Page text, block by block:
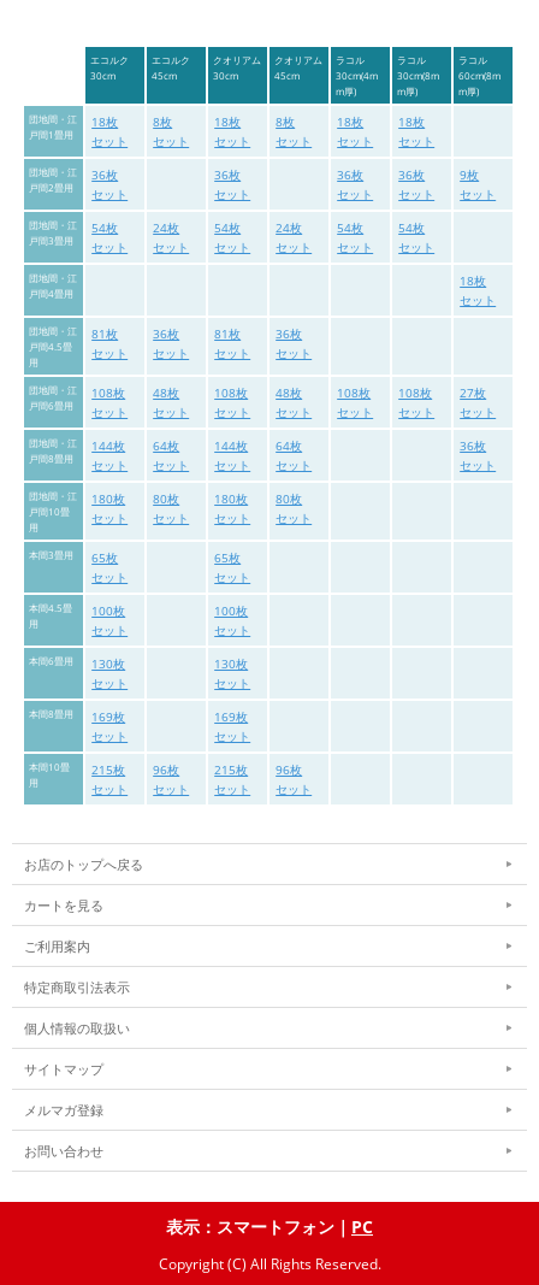
エコルク
30cm
エコルク
45cm
クオリアム
30cm
クオリアム
45cm
ラコル
30cm(4m
m厚)
ラコル
30cm(8m
m厚)
ラコル
60cm(8m
m厚)
団地間・江
戸間1畳用
18枚
セット
8枚
セット
18枚
セット
8枚
セット
18枚
セット
18枚
セット
団地間・江
戸間2畳用
36枚
セット
36枚
セット
36枚
セット
36枚
セット
9枚
セット
団地間・江
戸間3畳用
54枚
セット
24枚
セット
54枚
セット
24枚
セット
54枚
セット
54枚
セット
団地間・江
戸間4畳用
18枚
セット
団地間・江
戸間4.5畳
用
81枚
セット
36枚
セット
81枚
セット
36枚
セット
団地間・江
戸間6畳用
108枚
セット
48枚
セット
108枚
セット
48枚
セット
108枚
セット
108枚
セット
27枚
セット
団地間・江
戸間8畳用
144枚
セット
64枚
セット
144枚
セット
64枚
セット
36枚
セット
団地間・江
戸間10畳
用
180枚
セット
80枚
セット
180枚
セット
80枚
セット
本間3畳用
65枚
セット
65枚
セット
本間4.5畳
用
100枚
セット
100枚
セット
本間6畳用
130枚
セット
130枚
セット
本間8畳用
169枚
セット
169枚
セット
本間10畳
用
215枚
セット
96枚
セット
215枚
セット
96枚
セット
お店のトップへ戻る
カートを見る
ご利用案内
特定商取引法表示
個人情報の取扱い
サイトマップ
メルマガ登録
お問い合わせ
表示：スマートフォン｜ PC
Copyright (C) All Rights Reserved.